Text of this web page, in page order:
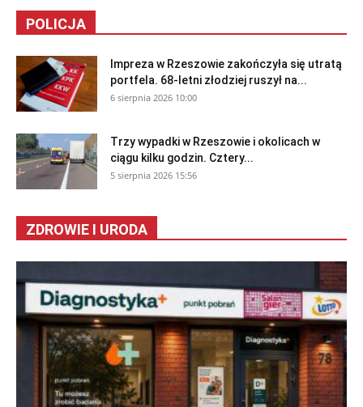
POLICJA
Impreza w Rzeszowie zakończyła się utratą
portfela. 68-letni złodziej ruszył na...
6 sierpnia 2026 10:00
Trzy wypadki w Rzeszowie i okolicach w
ciągu kilku godzin. Cztery...
5 sierpnia 2026 15:56
ZDROWIE I URODA